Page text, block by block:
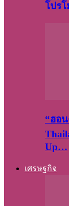
โปร
“ฮอ
Up…
เศรษฐกิจ